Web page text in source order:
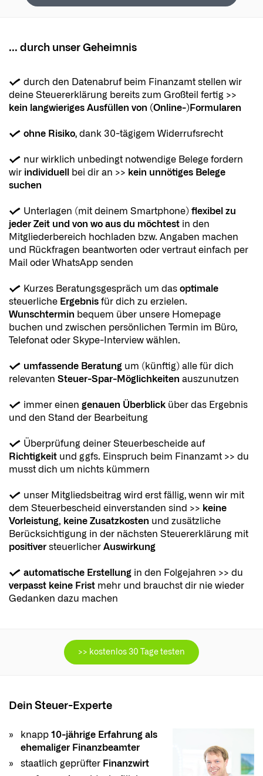
... durch unser Geheimnis
✔️ durch den Datenabruf beim Finanzamt stellen wir
deine Steuererklärung bereits zum Großteil fertig >>
kein langwieriges Ausfüllen von (Online-)Formularen
✔️ ohne Risiko, dank 30-tägigem Widerrufsrecht
✔️ nur wirklich unbedingt notwendige Belege fordern
wir individuell bei dir an >> kein unnötiges Belege
suchen
✔️ Unterlagen (mit deinem Smartphone) flexibel zu
jeder Zeit und von wo aus du möchtest in den
Mitgliederbereich hochladen bzw. Angaben machen
und Rückfragen beantworten oder vertraut einfach per
Mail oder WhatsApp senden
✔️ Kurzes Beratungsgespräch um das optimale
steuerliche Ergebnis für dich zu erzielen.
Wunschtermin bequem über unsere Homepage
buchen und zwischen persönlichen Termin im Büro,
Telefonat oder Skype-Interview wählen.
✔️ umfassende Beratung um (künftig) alle für dich
relevanten Steuer-Spar-Möglichkeiten auszunutzen
✔️ immer einen genauen Überblick über das Ergebnis
und den Stand der Bearbeitung
✔️ Überprüfung deiner Steuerbescheide auf
Richtigkeit und ggfs. Einspruch beim Finanzamt >> du
musst dich um nichts kümmern
✔️ unser Mitgliedsbeitrag wird erst fällig, wenn wir mit
dem Steuerbescheid einverstanden sind >> keine
Vorleistung, keine Zusatzkosten und zusätzliche
Berücksichtigung in der nächsten Steuererklärung mit
positiver steuerlicher Auswirkung
✔️ automatische Erstellung in den Folgejahren >> du
verpasst keine Frist mehr und brauchst dir nie wieder
Gedanken dazu machen
>> kostenlos 30 Tage testen
Dein Steuer-Experte
knapp 10-jährige Erfahrung als
ehemaliger Finanzbeamter
staatlich geprüfter Finanzwirt